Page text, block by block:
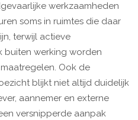
werkzaamheden
soms in ruimtes die daar
terwijl actieve
buiten werking worden
Ook de
blijkt niet altijd duidelijk
aannemer en externe
versnipperde aanpak